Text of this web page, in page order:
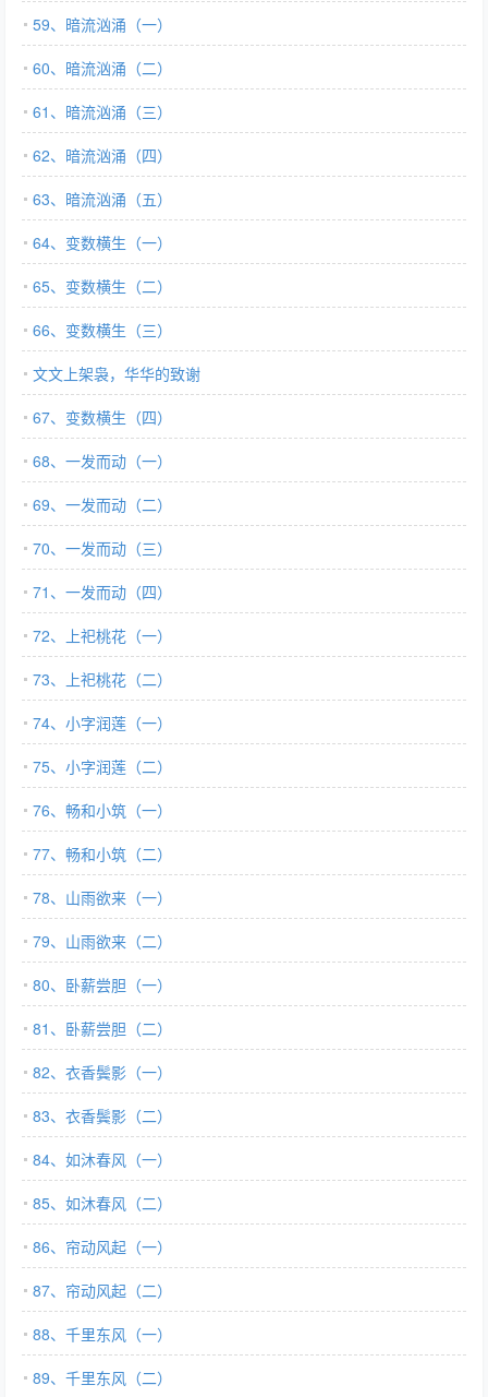
59、暗流汹涌（一）
60、暗流汹涌（二）
61、暗流汹涌（三）
62、暗流汹涌（四）
63、暗流汹涌（五）
64、变数横生（一）
65、变数横生（二）
66、变数横生（三）
文文上架袅，华华的致谢
67、变数横生（四）
68、一发而动（一）
69、一发而动（二）
70、一发而动（三）
71、一发而动（四）
72、上祀桃花（一）
73、上祀桃花（二）
74、小字润莲（一）
75、小字润莲（二）
76、畅和小筑（一）
77、畅和小筑（二）
78、山雨欲来（一）
79、山雨欲来（二）
80、卧薪尝胆（一）
81、卧薪尝胆（二）
82、衣香鬓影（一）
83、衣香鬓影（二）
84、如沐春风（一）
85、如沐春风（二）
86、帘动风起（一）
87、帘动风起（二）
88、千里东风（一）
89、千里东风（二）